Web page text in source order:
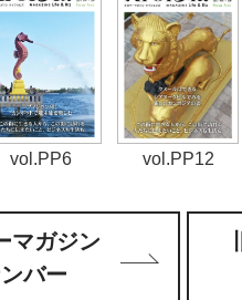
vol.PP6 vol.PP12
マガジン
バー